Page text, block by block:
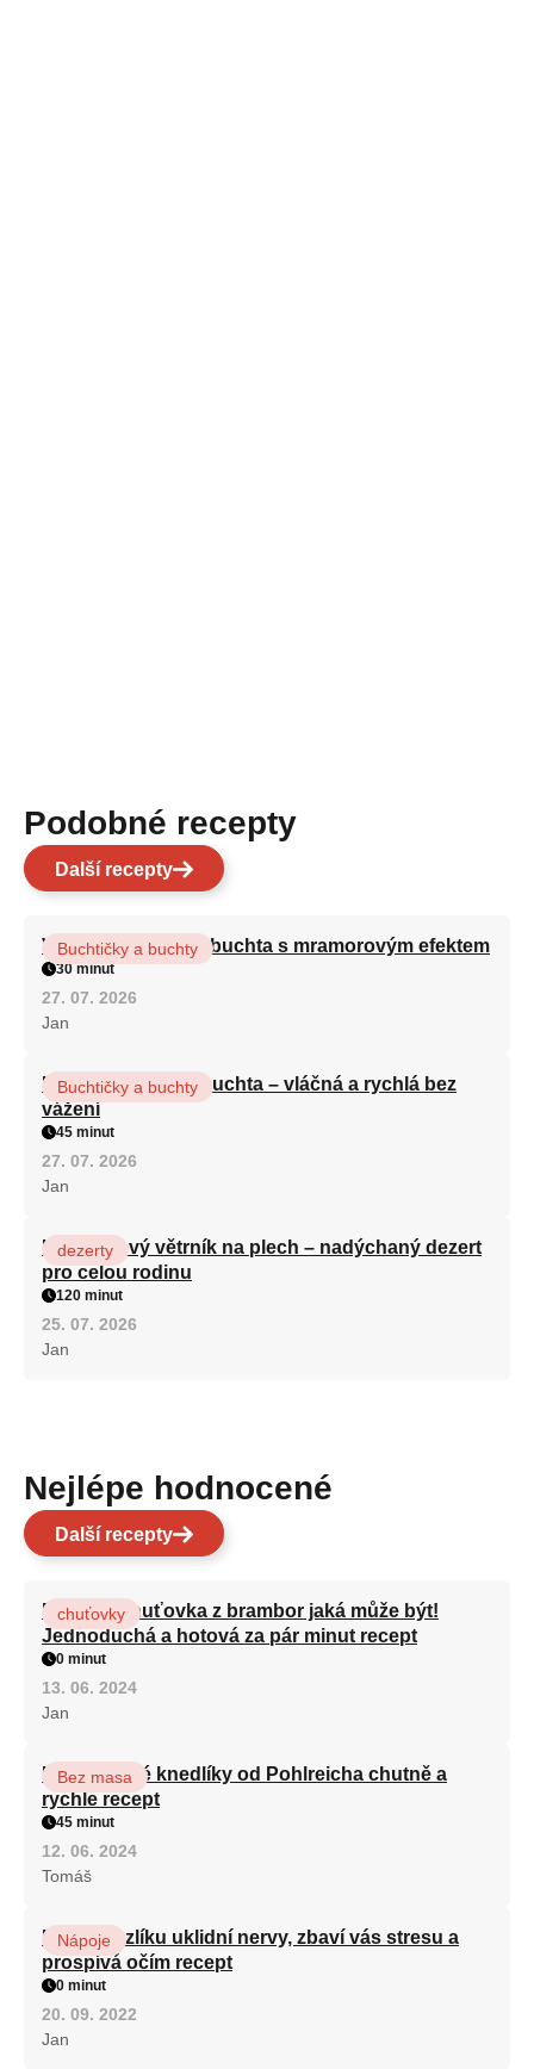
Podobné recepty
Další recepty
Vláčná olejová litá buchta s mramorovým efektem
Buchtičky a buchty
30 minut
27. 07. 2026
Jan
Hrnková maková buchta – vláčná a rychlá bez
vážení
Buchtičky a buchty
45 minut
27. 07. 2026
Jan
Karamelový větrník na plech – nadýchaný dezert
pro celou rodinu
dezerty
120 minut
25. 07. 2026
Jan
Nejlépe hodnocené
Další recepty
Nejlepší chuťovka z brambor jaká může být!
Jednoduchá a hotová za pár minut recept
chuťovky
0 minut
13. 06. 2024
Jan
Karlovarské knedlíky od Pohlreicha chutně a
rychle recept
Bez masa
45 minut
12. 06. 2024
Tomáš
Kořen kozlíku uklidní nervy, zbaví vás stresu a
prospívá očím recept
Nápoje
0 minut
20. 09. 2022
Jan